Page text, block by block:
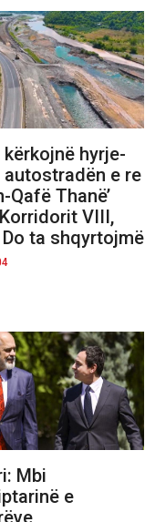
kërkojnë hyrje-
autostradën e re
Qafë Thanë’
VIII,
Do ta shqyrtojmë
Mbi
e